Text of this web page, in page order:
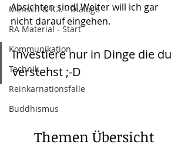
Mensch & K.I. - Dialoge
RA Material - Start
Kommunikation
Technik
Reinkarnationsfalle
Buddhismus
Absichten sind! Weiter will ich gar
nicht darauf eingehen.
Investiere nur in Dinge die du
verstehst ;-D
Themen Übersicht